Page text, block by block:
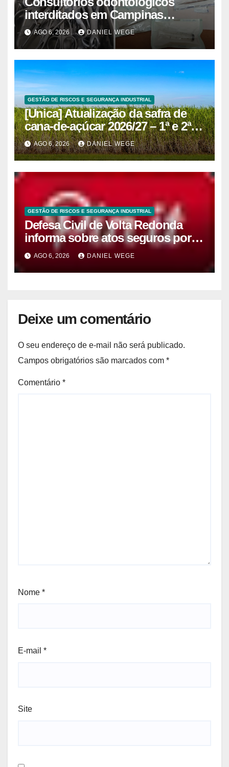
interditados em Campinas
superam 2025
AGO 6, 2026 DANIEL WEGE
GESTÃO DE RISCOS E SEGURANÇA INDUSTRIAL
[Unica] Atualização da safra de
cana-de-açúcar 2026/27 – 1ª e 2ª
quinzenas de junho
AGO 6, 2026 DANIEL WEGE
GESTÃO DE RISCOS E SEGURANÇA INDUSTRIAL
Defesa Civil de Volta Redonda
informa sobre atos seguros por
conta de efeitos meteorológicos
previstos até domingo (9)
AGO 6, 2026 DANIEL WEGE
Deixe um comentário
O seu endereço de e-mail não será publicado.
Campos obrigatórios são marcados com *
Comentário *
Nome *
E-mail *
Site